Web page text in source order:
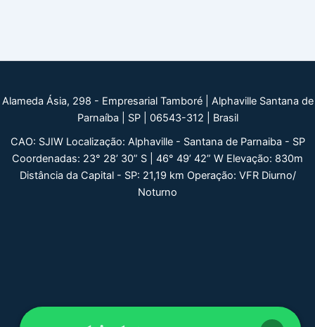
Alameda Ásia, 298 - Empresarial Tamboré | Alphaville Santana de
Parnaíba | SP | 06543-312 | Brasil
CAO: SJIW Localização: Alphaville - Santana de Parnaiba - SP
Coordenadas: 23° 28’ 30” S | 46° 49’ 42” W Elevação: 830m
Distância da Capital - SP: 21,19 km Operação: VFR Diurno/
Noturno